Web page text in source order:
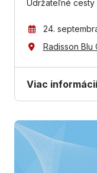
Udržateľné
24.
Radisson Blu
Viac informácií